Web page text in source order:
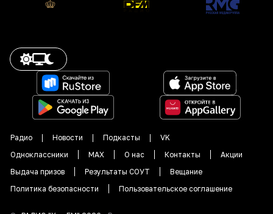
Радио Новости Подкасты
VK
Одноклассники
MAX О нас Контакты
Акции
Выдача призов
Результаты СОУТ
Вещание
Политика безопасности
Пользовательское соглашение